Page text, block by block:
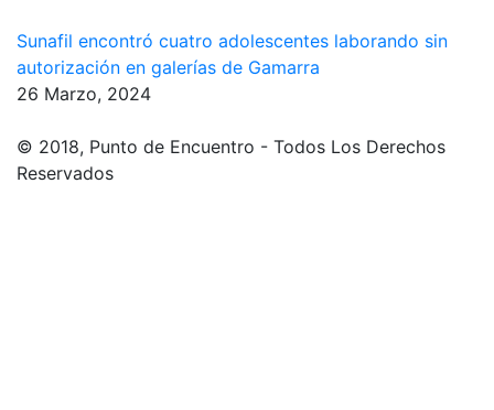
Sunafil encontró cuatro adolescentes laborando sin
autorización en galerías de Gamarra
26 Marzo, 2024
© 2018, Punto de Encuentro - Todos Los Derechos
Reservados